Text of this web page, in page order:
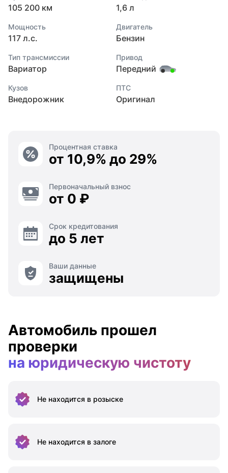
105 200 км 1,6 л
Мощность
117 л.с.
Двигатель
Бензин
Тип трансмиссии
Вариатор
Привод
Передний
Кузов
Внедорожник
ПТС
Оригинал
Процентная ставка
от 10,9% до 29%
Первоначальный взнос
от 0 ₽
Срок кредитования
до 5 лет
Ваши данные
защищены
Автомобиль прошел
проверки
на юридическую чистоту
Не находится в розыске
Не находится в залоге